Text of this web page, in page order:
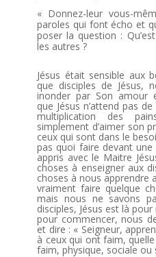
« Donnez-leur vous-
paroles qui font écho et
poser la question :
les autres ?
Jésus était sensible aux
que disciples de Jésus,
inonder par Son amour
que Jésus n’attend pas
multiplication des
simplement d’aimer son
ceux qui sont dans le
pas quoi faire devant
appris avec le Maitre
choses à enseigner aux
choses à nous apprendre
vraiment faire quelque
mais nous ne savons
disciples, Jésus est là
pour commencer, nous
et dire : « Seigneur,
à ceux qui ont faim,
faim, physique, sociale ou